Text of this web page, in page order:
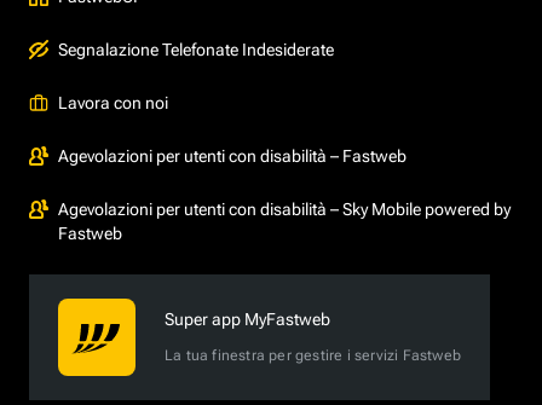
Segnalazione Telefonate Indesiderate
Lavora con noi
Agevolazioni per utenti con disabilità – Fastweb
Agevolazioni per utenti con disabilità – Sky Mobile powered by
Fastweb
Super app MyFastweb
La tua finestra per gestire i servizi Fastweb